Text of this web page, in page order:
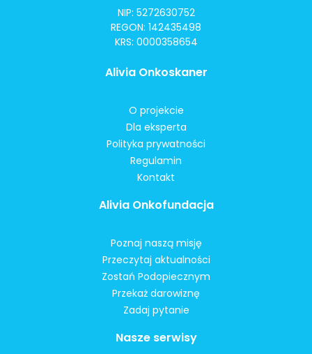
NIP: 5272630752
REGON: 142435498
KRS: 0000358654
Alivia Onkoskaner
O projekcie
Dla eksperta
Polityka prywatności
Regulamin
Kontakt
Alivia Onkofundacja
Poznaj naszą misję
Przeczytaj aktualności
Zostań Podopiecznym
Przekaż darowiznę
Zadaj pytanie
Nasze serwisy